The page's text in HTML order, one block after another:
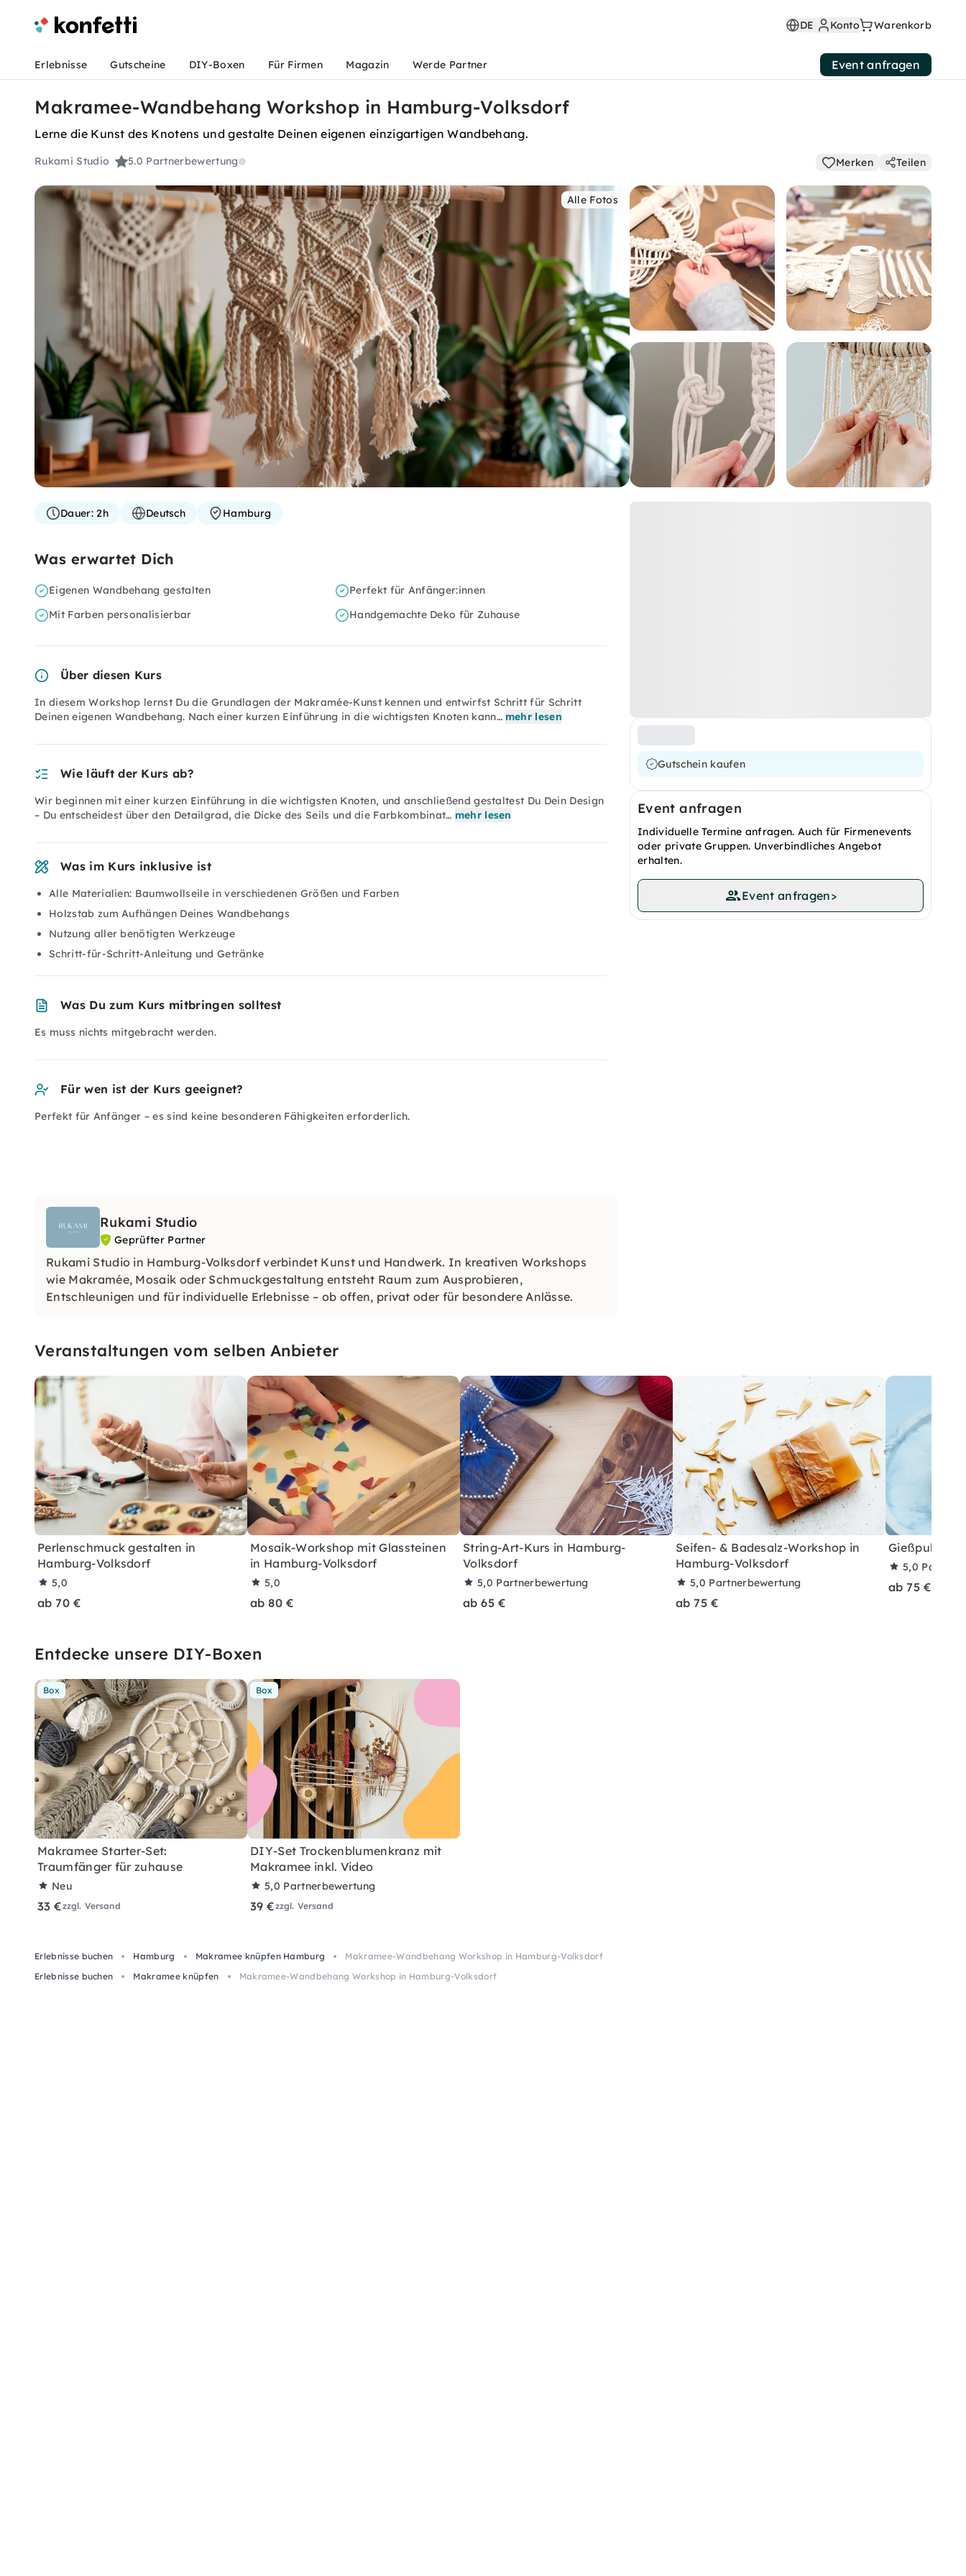
DE Konto Warenkorb
Erlebnisse Gutscheine DIY-Boxen Für Firmen Magazin Werde Partner Event anfragen
Makramee-Wandbehang Workshop in Hamburg-Volksdorf
Lerne die Kunst des Knotens und gestalte Deinen eigenen einzigartigen Wandbehang.
Rukami Studio 5.0 Partnerbewertung Merken Teilen
Alle Fotos
Gutschein kaufen
Event anfragen
Individuelle Termine anfragen. Auch für Firmenevents
oder private Gruppen. Unverbindliches Angebot
erhalten.
Event anfragen>
Dauer:2h Deutsch Hamburg
Was erwartet Dich
Eigenen Wandbehang gestalten
Perfekt für Anfänger:innen
Mit Farben personalisierbar
Handgemachte Deko für Zuhause
Über diesen Kurs
In diesem Workshop lernst Du die Grundlagen der Makramée-Kunst kennen und entwirfst Schritt für Schritt
Deinen eigenen Wandbehang. Nach einer kurzen Einführung in die wichtigsten Knoten kann… mehr lesen
Wie läuft der Kurs ab?
Wir beginnen mit einer kurzen Einführung in die wichtigsten Knoten, und anschließend gestaltest Du Dein Design
– Du entscheidest über den Detailgrad, die Dicke des Seils und die Farbkombinat… mehr lesen
Was im Kurs inklusive ist
Alle Materialien: Baumwollseile in verschiedenen Größen und Farben
Holzstab zum Aufhängen Deines Wandbehangs
Nutzung aller benötigten Werkzeuge
Schritt-für-Schritt-Anleitung und Getränke
Was Du zum Kurs mitbringen solltest
Es muss nichts mitgebracht werden.
Für wen ist der Kurs geeignet?
Perfekt für Anfänger – es sind keine besonderen Fähigkeiten erforderlich.
Rukami Studio
Geprüfter Partner
Rukami Studio in Hamburg-Volksdorf verbindet Kunst und Handwerk. In kreativen Workshops
wie Makramée, Mosaik oder Schmuckgestaltung entsteht Raum zum Ausprobieren,
Entschleunigen und für individuelle Erlebnisse – ob offen, privat oder für besondere Anlässe.
Veranstaltungen vom selben Anbieter
Perlenschmuck gestalten in
Hamburg-Volksdorf
5,0
ab 70 €
Mosaik-Workshop mit Glassteinen
in Hamburg-Volksdorf
5,0
ab 80 €
String-Art-Kurs in Hamburg-
Volksdorf
5,0 Partnerbewertung
ab 65 €
Seifen- & Badesalz-Workshop in
Hamburg-Volksdorf
5,0 Partnerbewertung
ab 75 €
Gießpulver
5,0
ab 75 €
Entdecke unsere DIY-Boxen
Box
Makramee Starter-Set:
Traumfänger für zuhause
Neu
33 €zzgl. Versand
Box
DIY-Set Trockenblumenkranz mit
Makramee inkl. Video
5,0 Partnerbewertung
39 €zzgl. Versand
Erlebnisse buchen Hamburg Makramee knüpfen Hamburg
Makramee-Wandbehang Workshop in Hamburg-Volksdorf
Erlebnisse buchen
Makramee knüpfen Makramee-Wandbehang Workshop in Hamburg-Volksdorf